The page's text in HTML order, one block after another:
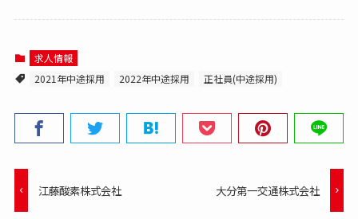
求人情報
2021年中途採用
2022年中途採用 正社員(中途採用)
江藤酸素株式会社 大分第一交通株式会社